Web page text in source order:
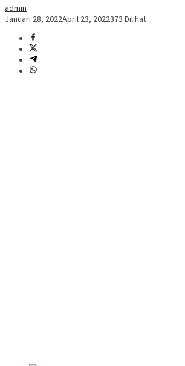
admin
Januari 28, 2022April 23, 2022373 Dilihat